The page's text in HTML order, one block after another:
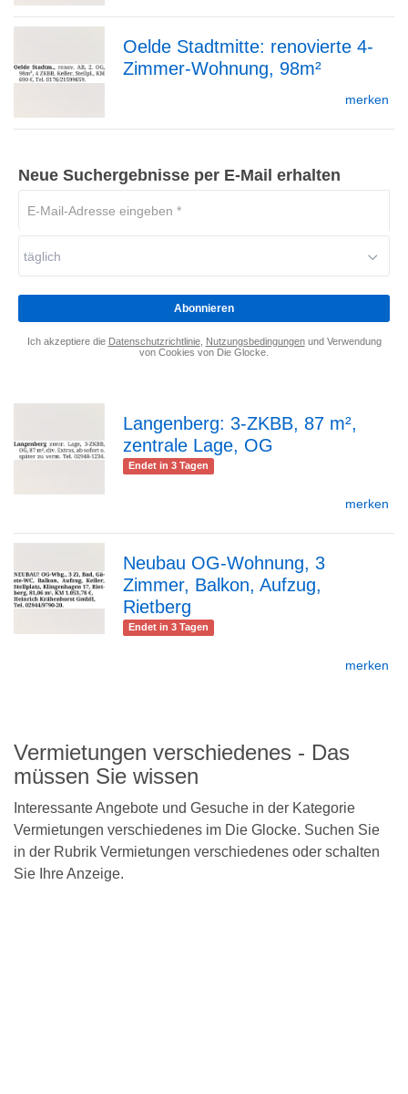
Detailseite
zur
Oelde Stadtmitte: renovierte 4-
Zimmer-Wohnung, 98m²
merken
Neue Suchergebnisse per E-Mail erhalten
Adresse
*
täglich
Abonnieren
Ich akzeptiere die Datenschutzrichtlinie, Nutzungsbedingungenund Verwendung
von Cookies von Die Glocke.
zur
Langenberg: 3-ZKBB, 87 m²,
zentrale Lage, OG
Endet in 3 Tagen
merken
zur
Neubau OG-Wohnung, 3
Zimmer, Balkon, Aufzug,
Rietberg
Endet in 3 Tagen
merken
Vermietungen verschiedenes - Das
müssen Sie wissen
Interessante Angebote und Gesuche in der Kategorie
Vermietungen verschiedenes im Die Glocke. Suchen Sie
in der Rubrik Vermietungen verschiedenes oder schalten
Sie Ihre Anzeige.